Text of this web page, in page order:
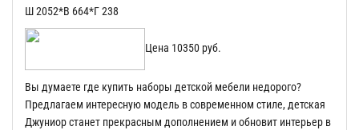
Ш 2052*В 664*Г 238
Цена 10350 руб.
Вы думаете где купить наборы детской мебели недорого?
Предлагаем интересную модель в современном стиле, детская
Джуниор станет прекрасным дополнением и обновит интерьер в